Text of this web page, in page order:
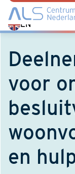
EN
Switch
language
English
voor
en